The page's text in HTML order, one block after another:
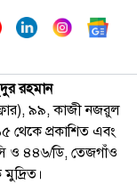
রহমান
৯৯, কাজী নজরুল
থেকে প্রকাশিত এবং
ও ৪৪৬/ডি, তেজগাঁও